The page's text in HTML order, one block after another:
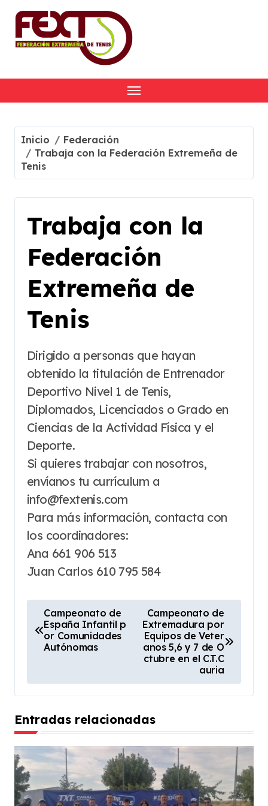
content
Inicio
Federación
Trabaja con la Federación Extremeña de
Tenis
Trabaja con la
Federación
Extremeña de
Tenis
Dirigido a personas que hayan
obtenido la titulación de Entrenador
Deportivo Nivel 1 de Tenis,
Diplomados, Licenciados o Grado en
Ciencias de la Actividad Física y el
Deporte.
Si quieres trabajar con nosotros,
envíanos tu currículum a
info@fextenis.com
Para más información, contacta con
los coordinadores:
Ana 661 906 513
Juan Carlos 610 795 584
a
g
c
i
ó
n
Campeonato de
España Infantil p
or Comunidades
Autónomas
Campeonato de
Extremadura por
Equipos de Veter
anos 5,6 y 7 de O
ctubre en el C.T.C
auria
Entradas relacionadas